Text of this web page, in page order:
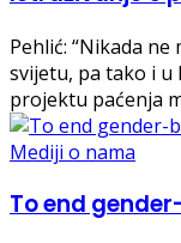
Pehlić: “Nikada
svijetu, pa tako i u
projektu paćenja
Mediji o nama
To end